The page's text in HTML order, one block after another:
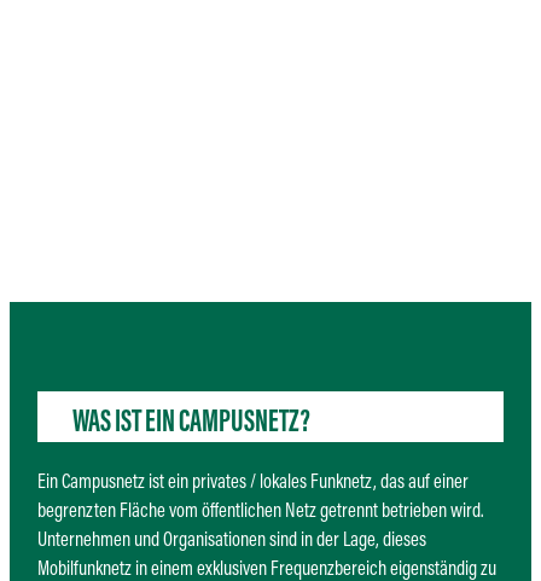
WAS IST EIN CAMPUSNETZ?
Ein Campusnetz ist ein privates / lokales Funknetz, das auf einer
begrenzten Fläche vom öffentlichen Netz getrennt betrieben wird.
Unternehmen und Organisationen sind in der Lage, dieses
Mobilfunknetz in einem exklusiven Frequenzbereich eigenständig zu